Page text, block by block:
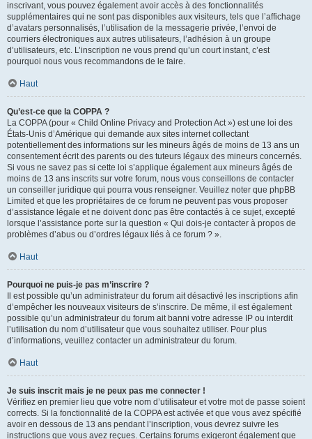
inscrivant, vous pouvez également avoir accès à des fonctionnalités
supplémentaires qui ne sont pas disponibles aux visiteurs, tels que l’affichage
d’avatars personnalisés, l’utilisation de la messagerie privée, l’envoi de
courriers électroniques aux autres utilisateurs, l’adhésion à un groupe
d’utilisateurs, etc. L’inscription ne vous prend qu’un court instant, c’est
pourquoi nous vous recommandons de le faire.
Haut
Qu’est-ce que la COPPA ?
La COPPA (pour « Child Online Privacy and Protection Act ») est une loi des
États-Unis d’Amérique qui demande aux sites internet collectant
potentiellement des informations sur les mineurs âgés de moins de 13 ans un
consentement écrit des parents ou des tuteurs légaux des mineurs concernés.
Si vous ne savez pas si cette loi s’applique également aux mineurs âgés de
moins de 13 ans inscrits sur votre forum, nous vous conseillons de contacter
un conseiller juridique qui pourra vous renseigner. Veuillez noter que phpBB
Limited et que les propriétaires de ce forum ne peuvent pas vous proposer
d’assistance légale et ne doivent donc pas être contactés à ce sujet, excepté
lorsque l’assistance porte sur la question « Qui dois-je contacter à propos de
problèmes d’abus ou d’ordres légaux liés à ce forum ? ».
Haut
Pourquoi ne puis-je pas m’inscrire ?
Il est possible qu’un administrateur du forum ait désactivé les inscriptions afin
d’empêcher les nouveaux visiteurs de s’inscrire. De même, il est également
possible qu’un administrateur du forum ait banni votre adresse IP ou interdit
l’utilisation du nom d’utilisateur que vous souhaitez utiliser. Pour plus
d’informations, veuillez contacter un administrateur du forum.
Haut
Je suis inscrit mais je ne peux pas me connecter !
Vérifiez en premier lieu que votre nom d’utilisateur et votre mot de passe soient
corrects. Si la fonctionnalité de la COPPA est activée et que vous avez spécifié
avoir en dessous de 13 ans pendant l’inscription, vous devrez suivre les
instructions que vous avez reçues. Certains forums exigeront également que